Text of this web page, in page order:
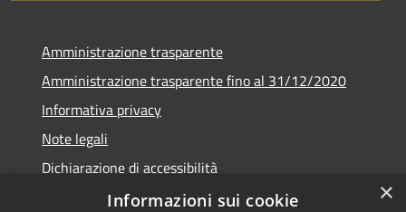
Amministrazione trasparente
Amministrazione trasparente fino al 31/12/2020
Informativa privacy
Note legali
Dichiarazione di accessibilità
×
Informazioni sui cookie